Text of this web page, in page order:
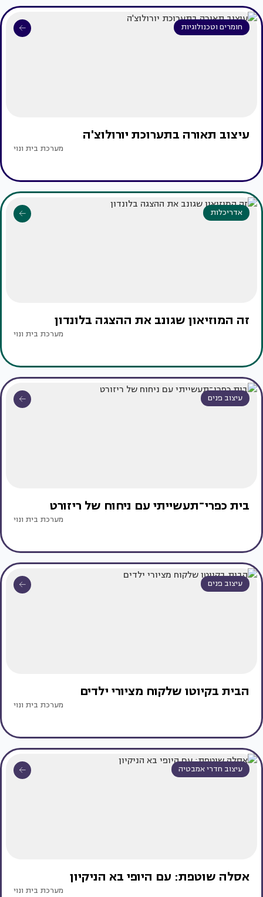
חומרים וטכנולוגיות
עיצוב תאורה בתערוכת יורולוצ'ה
מערכת בית ונוי
אדריכלות
זה המוזיאון שגונב את ההצגה בלונדון
מערכת בית ונוי
עיצוב פנים
בית כפרי־תעשייתי עם ניחוח של ריזורט
מערכת בית ונוי
עיצוב פנים
הבית בקיוטו שלקוח מציורי ילדים
מערכת בית ונוי
עיצוב חדרי אמבטיה
אסלה שוטפת: עם היופי בא הניקיון
מערכת בית ונוי